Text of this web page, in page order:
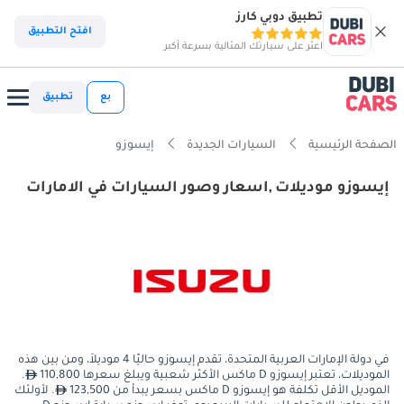
تطبيق دوبي كارز
اعثر على سيارتك المثالية بسرعة أكبر
افتح التطبيق
بع تطبيق
الصفحة الرئيسية السيارات الجديدة إيسوزو
إيسوزو موديلات ,اسعار وصور السيارات في الامارات
في دولة الإمارات العربية المتحدة، تقدم إيسوزو حاليًا 4 موديلاً، ومن بين هذه
الموديلات، تعتبر إيسوزو D ماكس الأكثر شعبية ويبلغ سعرها 110,800
.
الموديل الأقل تكلفة هو إيسوزو D ماكس بسعر يبدأ من 123,500
. لأولئك